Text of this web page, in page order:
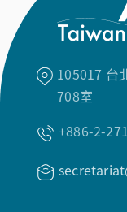
105017 台
708室
+886-2-